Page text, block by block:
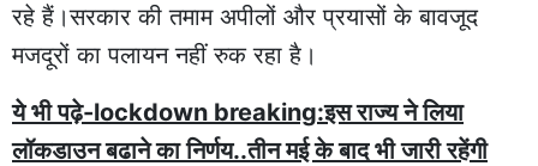
रहे हैं।सरकार की तमाम अपीलों और प्रयासों के बावजूद
मजदूरों का पलायन नहीं रुक रहा है।
ये भी पढ़े-lockdown breaking:इस राज्य ने लिया
लॉकडाउन बढाने का निर्णय..तीन मई के बाद भी जारी रहेंगी